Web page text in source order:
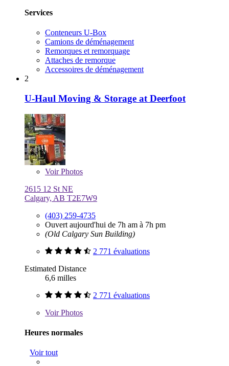
Services
Conteneurs U-Box
Camions de déménagement
Remorques et remorquage
Attaches de remorque
Accessoires de déménagement
2
U-Haul Moving & Storage at Deerfoot
VoirPhotos
2615 12 St NE
Calgary, AB T2E7W9
(403) 259-4735
Ouvert aujourd'hui de 7h am à 7h pm
(Old Calgary Sun Building)
2 771 évaluations
Estimated Distance
6,6 milles
2 771 évaluations
VoirPhotos
Heures normales
Voir tout